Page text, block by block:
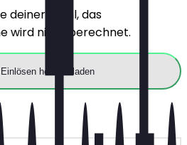
deiner Wahl, das
wird nicht berechnet.
herunterladen